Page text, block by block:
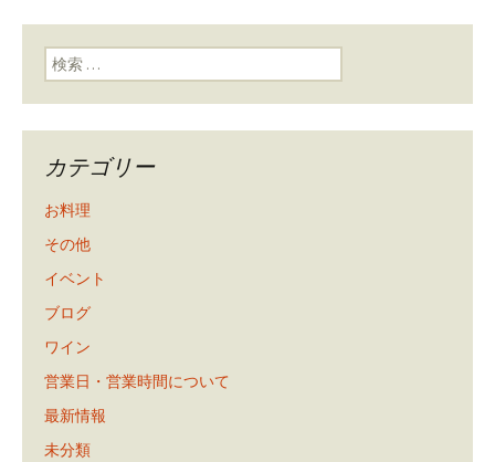
検索:
カテゴリー
お料理
その他
イベント
ブログ
ワイン
営業日・営業時間について
最新情報
未分類